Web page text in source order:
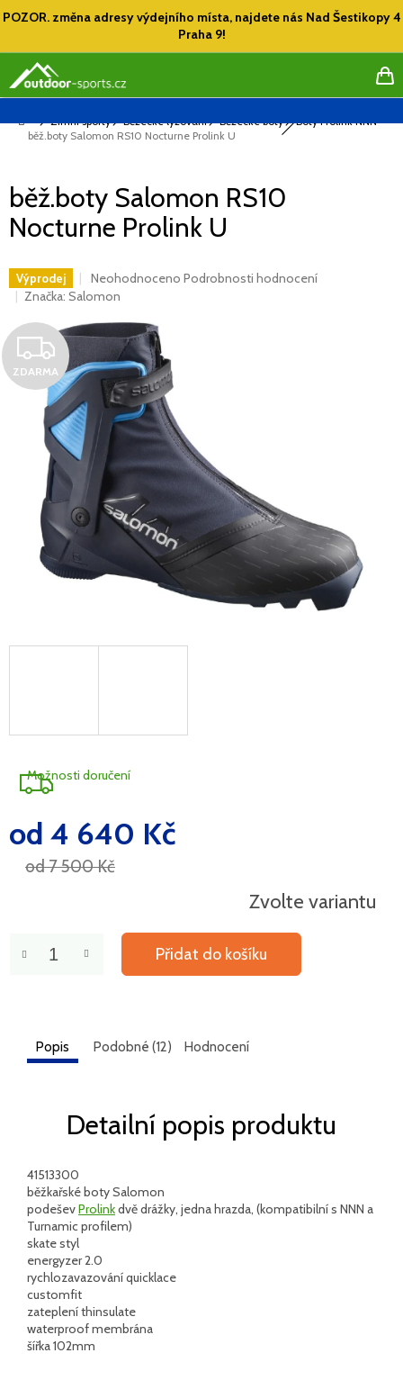
na
POZOR. změna adresy výdejního místa, najdete nás Nad Šestikopy 4
Praha 9!
Domů
Zimní sporty Běžecké lyžování Běžecké boty
Boty Prolink NNN
běž.boty Salomon RS10 Nocturne Prolink U
běž.boty Salomon RS10
Nocturne Prolink U
Výprodej
Průměrné
hodnocení
je
z
hvězdiček.
Neohodnoceno Podrobnosti hodnocení
Značka: Salomon
Z
D
A
R
M
A
ZDARMA
od 7 500 Kč
od 4 640 Kč
Měrná
cena:
Zvolte variantu
Možnosti doručení
Přidat do košíku
Popis Podobné (12) Hodnocení
Detailní popis produktu
41513300
běžkařské boty Salomon
podeševProlinkdvě drážky, jedna hrazda, (kompatibilní s NNN a
Turnamic profilem)
skate styl
energyzer 2.0
rychlozavazování quicklace
customfit
zateplení thinsulate
waterproof membrána
šířka 102mm